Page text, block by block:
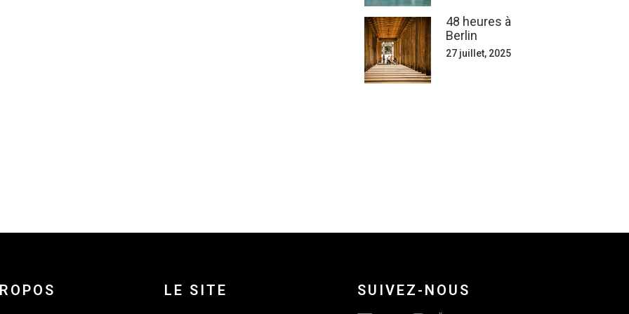
48 heures à
Berlin
27 juillet, 2025
LE SITE SUIVEZ-NOUS